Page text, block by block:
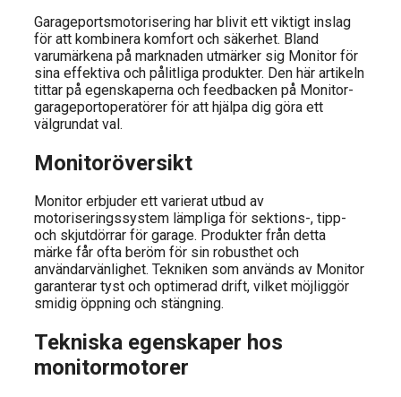
Garageportsmotorisering har blivit ett viktigt inslag
för att kombinera komfort och säkerhet. Bland
varumärkena på marknaden utmärker sig Monitor för
sina effektiva och pålitliga produkter. Den här artikeln
tittar på egenskaperna och feedbacken på Monitor-
garageportoperatörer för att hjälpa dig göra ett
välgrundat val.
Monitoröversikt
Monitor erbjuder ett varierat utbud av
motoriseringssystem lämpliga för sektions-, tipp-
och skjutdörrar för garage. Produkter från detta
märke får ofta beröm för sin robusthet och
användarvänlighet. Tekniken som används av Monitor
garanterar tyst och optimerad drift, vilket möjliggör
smidig öppning och stängning.
Tekniska egenskaper hos
monitormotorer